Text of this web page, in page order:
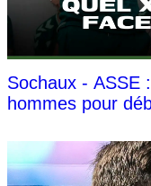
Sochaux - ASSE
hommes pour